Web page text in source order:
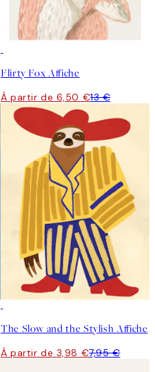
Flirty Fox Affiche
À partir de 6,50 €13 €
The Slow and the Stylish Affiche
À partir de 3,98 €7,95 €